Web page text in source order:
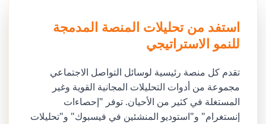
استفد من تحليلات المنصة المدمجة
للنمو الاستراتيجي
تقدم كل منصة رئيسية لوسائل التواصل الاجتماعي
مجموعة من أدوات التحليلات المجانية القوية وغير
المستغلة في كثير من الأحيان. توفر "إحصاءات
إنستغرام" و"استوديو المنشئين في فيسبوك" و"تحليلات